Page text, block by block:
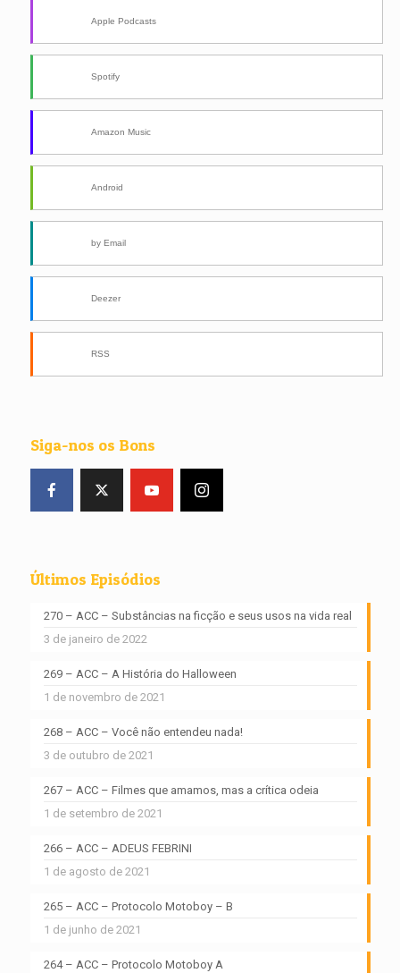
Apple Podcasts
Spotify
Amazon Music
Android
by Email
Deezer
RSS
Siga-nos os Bons
Últimos Episódios
270 – ACC – Substâncias na ficção e seus usos na vida real
3 de janeiro de 2022
269 – ACC – A História do Halloween
1 de novembro de 2021
268 – ACC – Você não entendeu nada!
3 de outubro de 2021
267 – ACC – Filmes que amamos, mas a crítica odeia
1 de setembro de 2021
266 – ACC – ADEUS FEBRINI
1 de agosto de 2021
265 – ACC – Protocolo Motoboy – B
1 de junho de 2021
264 – ACC – Protocolo Motoboy A